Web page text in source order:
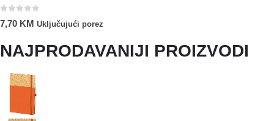
7,70 KM Uključujući porez
NAJPRODAVANIJI PROIZVODI